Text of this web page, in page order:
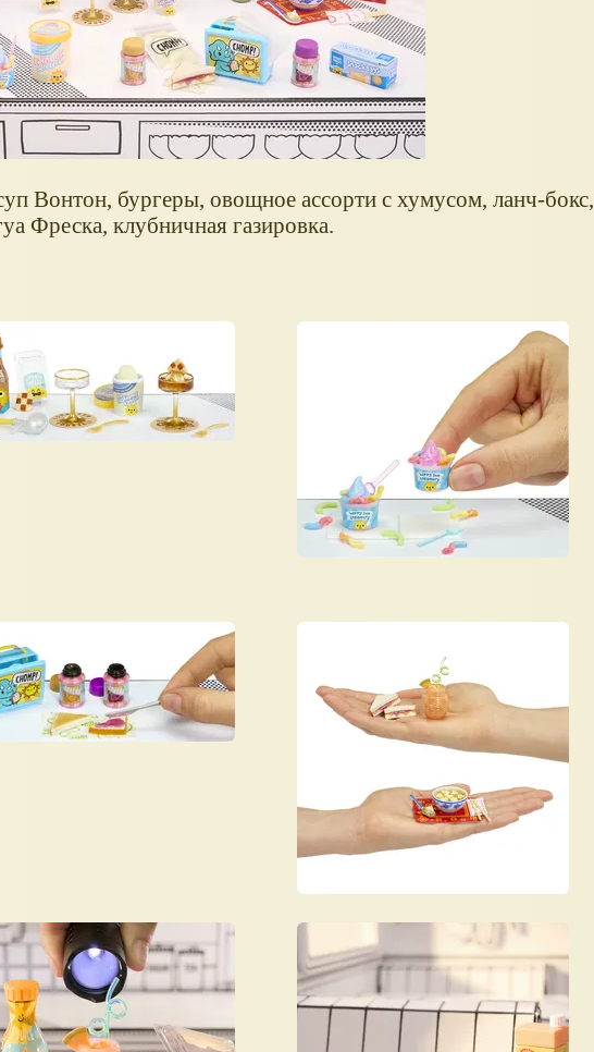
Вонтон, бургеры, овощное ассорти с хумусом, ланч-бокс,
Фреска, клубничная газировка.